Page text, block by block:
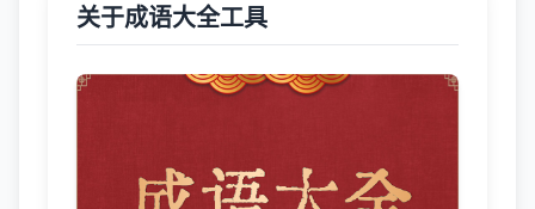
关于成语大全工具